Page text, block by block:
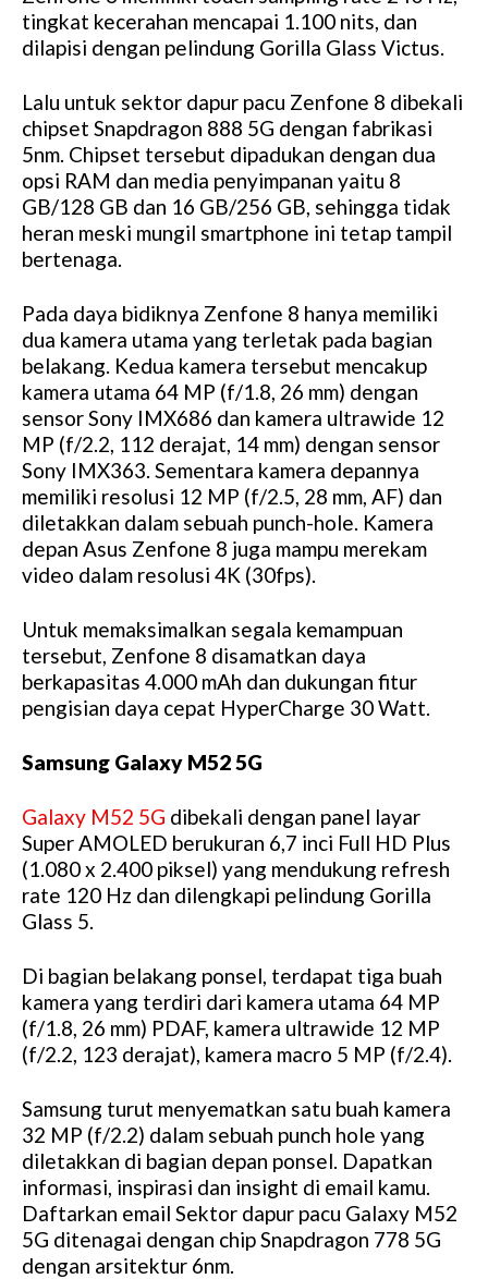
tingkat kecerahan mencapai 1.100 nits, dan
dilapisi dengan pelindung Gorilla Glass Victus.
Lalu untuk sektor dapur pacu Zenfone 8 dibekali
chipset Snapdragon 888 5G dengan fabrikasi
5nm. Chipset tersebut dipadukan dengan dua
opsi RAM dan media penyimpanan yaitu 8
GB/128 GB dan 16 GB/256 GB, sehingga tidak
heran meski mungil smartphone ini tetap tampil
bertenaga.
Pada daya bidiknya Zenfone 8 hanya memiliki
dua kamera utama yang terletak pada bagian
belakang. Kedua kamera tersebut mencakup
kamera utama 64 MP (f/1.8, 26 mm) dengan
sensor Sony IMX686 dan kamera ultrawide 12
MP (f/2.2, 112 derajat, 14 mm) dengan sensor
Sony IMX363. Sementara kamera depannya
memiliki resolusi 12 MP (f/2.5, 28 mm, AF) dan
diletakkan dalam sebuah punch-hole. Kamera
depan Asus Zenfone 8 juga mampu merekam
video dalam resolusi 4K (30fps).
Untuk memaksimalkan segala kemampuan
tersebut, Zenfone 8 disamatkan daya
berkapasitas 4.000 mAh dan dukungan fitur
pengisian daya cepat HyperCharge 30 Watt.
Samsung Galaxy M52 5G
Galaxy M52 5G dibekali dengan panel layar
Super AMOLED berukuran 6,7 inci Full HD Plus
(1.080 x 2.400 piksel) yang mendukung refresh
rate 120 Hz dan dilengkapi pelindung Gorilla
Glass 5.
Di bagian belakang ponsel, terdapat tiga buah
kamera yang terdiri dari kamera utama 64 MP
(f/1.8, 26 mm) PDAF, kamera ultrawide 12 MP
(f/2.2, 123 derajat), kamera macro 5 MP (f/2.4).
Samsung turut menyematkan satu buah kamera
32 MP (f/2.2) dalam sebuah punch hole yang
diletakkan di bagian depan ponsel. Dapatkan
informasi, inspirasi dan insight di email kamu.
Daftarkan email Sektor dapur pacu Galaxy M52
5G ditenagai dengan chip Snapdragon 778 5G
dengan arsitektur 6nm.